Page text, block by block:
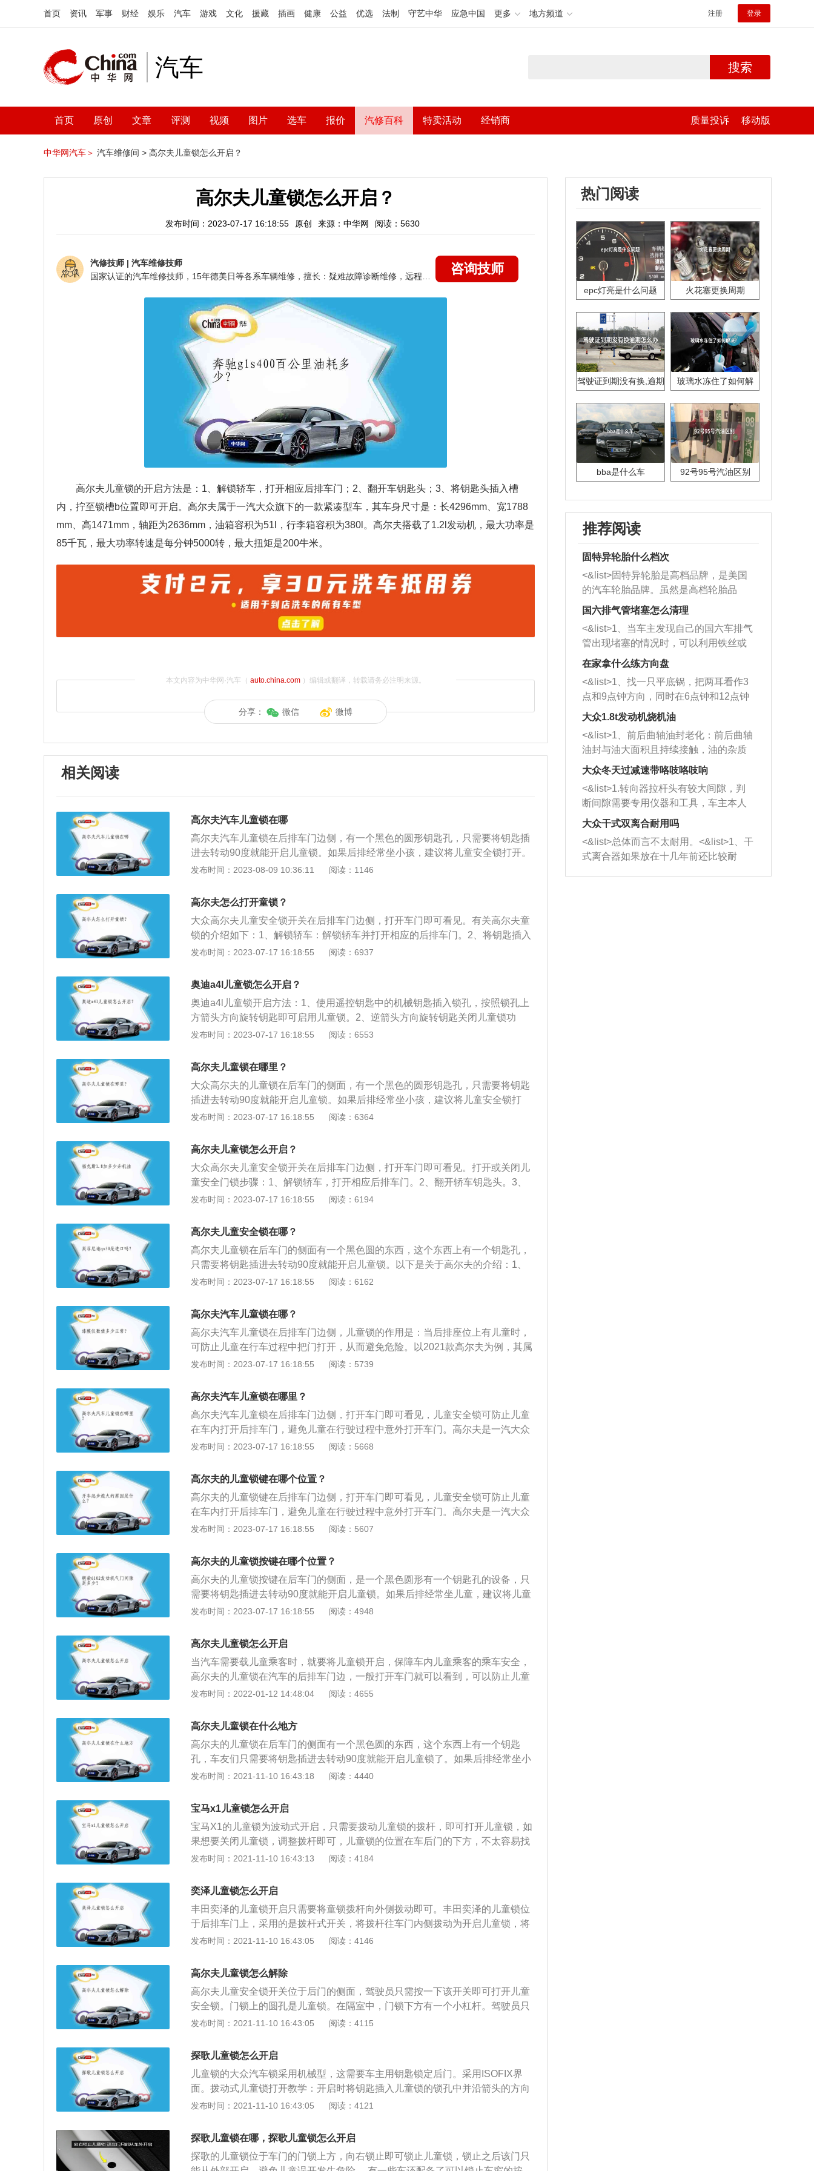
首页 资讯 军事 财经 娱乐 汽车 游戏 文化 援藏 插画 健康 公益 优选 法制 守艺中华 应急中国 更多 地方频道 注册 登录
汽车 搜索
首页 原创 文章 评测 视频 图片 选车 报价 汽修百科 特卖活动 经销商 质量投诉 移动版
中华网汽车＞ 汽车维修间 > 高尔夫儿童锁怎么开启？
高尔夫儿童锁怎么开启？
发布时间：2023-07-17 16:18:55 原创 来源：中华网 阅读：5630
汽修技师 | 汽车维修技师
咨询技师
高尔夫儿童锁的开启方法是：1、解锁轿车，打开相应后排车门；2、翻开车钥匙头；3、将钥匙头插入槽
内，拧至锁槽b位置即可开启。高尔夫属于一汽大众旗下的一款紧凑型车，其车身尺寸是：长4296mm、宽1788
mm、高1471mm，轴距为2636mm，油箱容积为51l，行李箱容积为380l。高尔夫搭载了1.2l发动机，最大功率是
85千瓦，最大功率转速是每分钟5000转，最大扭矩是200牛米。
本文内容为中华网·汽车（ auto.china.com）编辑或翻译，转载请务必注明来源。
分享： 微信 微博
相关阅读
高尔夫汽车儿童锁在哪
高尔夫汽车儿童锁在后排车门边侧，有一个黑色的圆形钥匙孔，只需要将钥匙插
进去转动90度就能开启儿童锁。如果后排经常坐小孩，建议将儿童安全锁打开。
以下关于儿童锁介绍：儿童锁就是汽车儿童安全锁，是为了保证乘车儿童独自坐
开所产生的危险。汽车行驶过程中，驾驶者需时刻检查儿童锁是否处于开启状
发布时间：2023-08-09 10:36:11 阅读：1146
高尔夫怎么打开童锁？
大众高尔夫儿童安全锁开关在后排车门边侧，打开车门即可看见。有关高尔夫童
锁的介绍如下：1、解锁轿车：解锁轿车并打开相应的后排车门。2、将钥匙插入
槽内：A位置关闭儿童安全门锁，B位置打开儿童安全门锁。4、儿童安全门锁激
单独留在车内，否则他们可能将自己困在车内，在紧急情况下，这些人员可能无
法自行撤离轿车或自救，困在车内的人员可能承受车内酷热或严寒的侵袭。
发布时间：2023-07-17 16:18:55 阅读：6937
奥迪a4l儿童锁怎么开启？
奥迪a4l儿童锁开启方法：1、使用遥控钥匙中的机械钥匙插入锁孔，按照锁孔上
方箭头方向旋转钥匙即可启用儿童锁。2、逆箭头方向旋转钥匙关闭儿童锁功
能。儿童锁功能开启以后，就算中控门锁处于打开状态，也无法在车内打开车
有儿童保险功能，按下按钮后，按钮中的指示灯点亮，后车门的车窗升降器开关
关闭。儿童锁常见的两种形式如下：1、旋钮式；2、拨动式。
发布时间：2023-07-17 16:18:55 阅读：6553
高尔夫儿童锁在哪里？
大众高尔夫的儿童锁在后车门的侧面，有一个黑色的圆形钥匙孔，只需要将钥匙
插进去转动90度就能开启儿童锁。如果后排经常坐小孩，建议将儿童安全锁打
开。以下关于儿童锁介绍：儿童锁就是汽车儿童安全锁，是为了保证乘车儿童独
门打开所产生的危险。汽车行驶过程中，驾驶者需时刻检查儿童锁是否处于开启
发布时间：2023-07-17 16:18:55 阅读：6364
高尔夫儿童锁怎么开启？
大众高尔夫儿童安全锁开关在后排车门边侧，打开车门即可看见。打开或关闭儿
童安全门锁步骤：1、解锁轿车，打开相应后排车门。2、翻开轿车钥匙头。3、
将钥匙头插入槽内，拧至所需位置，锁槽位置：A位置关闭儿童安全门锁，B位置
轿车时，切勿让儿童或需要帮助人员单独留在车内，否则他们可能将自己困在车
内，在紧急情况下，这些人员可能无法自行撤离轿车或自救，困在车内的人员可
能承受车内酷热或严寒的侵袭。
发布时间：2023-07-17 16:18:55 阅读：6194
高尔夫儿童安全锁在哪？
高尔夫儿童锁在后车门的侧面有一个黑色圆的东西，这个东西上有一个钥匙孔，
只需要将钥匙插进去转动90度就能开启儿童锁。以下是关于高尔夫的介绍：1、
高尔夫是一汽大众汽车旗下推出的一款紧凑型轿车，这款车也是大众汽车家族比
费者对用车的需求，这款车还推出多种动力组合供消费者选择，这款车分别搭载
的是1.6L、1.2T、1.4T和2.0T四款发动机，在传动系统方面，与发动机相匹配的
是5速手动变速箱、6速手自一体变速箱和7速双离合变速箱。3、这款车主要面向
的是年轻消费群体，整体的设计比较年轻，外观的设计同时也趋向年轻化发展，
非常符合现代年轻消费者对汽车的审美观点。
发布时间：2023-07-17 16:18:55 阅读：6162
高尔夫汽车儿童锁在哪？
高尔夫汽车儿童锁在后排车门边侧，儿童锁的作用是：当后排座位上有儿童时，
可防止儿童在行车过程中把门打开，从而避免危险。以2021款高尔夫为例，其属
于紧凑型车，车身尺寸是：长4296mm、宽1788mm、高1471mm，轴距为2636
动机，最大马力是116ps，最大功率是85kw，最大扭矩是200nm，与其匹配的是
7挡双离合变速箱。
发布时间：2023-07-17 16:18:55 阅读：5739
高尔夫汽车儿童锁在哪里？
高尔夫汽车儿童锁在后排车门边侧，打开车门即可看见，儿童安全锁可防止儿童
在车内打开后排车门，避免儿童在行驶过程中意外打开车门。高尔夫是一汽大众
旗下的一款紧凑型车，以2021款高尔夫为例，其车身尺寸是：长4296mm、宽17
了1.2l涡轮增压发动机，最大马力是116ps，最大功率是85kw，最大功率转速是
每分钟5000rpm，与其匹配的是7挡双离合变速箱。
发布时间：2023-07-17 16:18:55 阅读：5668
高尔夫的儿童锁键在哪个位置？
高尔夫的儿童锁键在后排车门边侧，打开车门即可看见，儿童安全锁可防止儿童
在车内打开后排车门，避免儿童在行驶过程中意外打开车门。高尔夫是一汽大众
旗下的一款紧凑型车，以2021款高尔夫为例，其车身尺寸是：长4296mm、宽17
了1.2l涡轮增压发动机，最大马力是116ps，最大功率是85kw，最大功率转速是
每分钟5000rpm，与其匹配的是7挡双离合变速箱。
发布时间：2023-07-17 16:18:55 阅读：5607
高尔夫的儿童锁按键在哪个位置？
高尔夫的儿童锁按键在后车门的侧面，是一个黑色圆形有一个钥匙孔的设备，只
需要将钥匙插进去转动90度就能开启儿童锁。如果后排经常坐儿童，建议将儿童
安全锁打开，打开后从车内是无法打开车门的，只有从外面才可以打开。高尔夫
m，轴距为2631mm。高尔夫的前后排座椅表面由皮质与Alcantara材质组合而
成，得益于Alcantara材质优秀的阻尼表现，在高速过弯时不会出现坐不牢的情
况，前排的真皮座椅还可提供8向电动调节、座椅加热和座椅记忆功能。
发布时间：2023-07-17 16:18:55 阅读：4948
高尔夫儿童锁怎么开启
当汽车需要载儿童乘客时，就要将儿童锁开启，保障车内儿童乘客的乘车安全，
高尔夫的儿童锁在汽车的后排车门边，一般打开车门就可以看到，可以防止儿童
在驾驶过程中打开汽车的车门等。在打开儿童安全锁的情况下，及时打开电控中
门锁开启的状态下，用车门外侧的开关拉开窗门才能解开儿童安全锁，儿童安全
锁的配置可以防止后排好动的儿童在汽车的行驶过程中把汽车的车门打开。常见
的类型有旋钮式儿童安全锁和拨动式儿童安全锁，拨动式儿童安全锁使用起来更
加方便。
发布时间：2022-01-12 14:48:04 阅读：4655
高尔夫儿童锁在什么地方
高尔夫的儿童锁在后车门的侧面有一个黑色圆的东西，这个东西上有一个钥匙
孔，车友们只需要将钥匙插进去转动90度就能开启儿童锁了。如果后排经常坐小
孩，建议车友们将儿童安全锁打开，打开后从车内是无法打开车门的，车门只有
童安全锁只需要拨动一下拨杆，有些车与高尔夫一样需要使用钥匙。如果车子的
后排经常坐儿童，那在后排安装一个儿童安全座椅也是很有必要的。如果车友们
还是不明白怎么开启儿童安全锁，可以看一下车辆使用手册，在使用手册上有对
儿童安全锁的详细说明。在平时开车时，有些车有行车自动落锁功能，有些车没
有行车自动落锁功能。建议没有行车自动落锁功能的车友们在行车时手动落锁，
能刷出来，车友们可以去专业机构刷一下隐藏。
发布时间：2021-11-10 16:43:18 阅读：4440
宝马x1儿童锁怎么开启
宝马X1的儿童锁为波动式开启，只需要拨动儿童锁的拨杆，即可打开儿童锁，如
果想要关闭儿童锁，调整拨杆即可，儿童锁的位置在车后门的下方，不太容易找
到。儿童锁的目的是防止后排乘坐的儿童，因为好奇的缘故，在车辆行驶时不小
所以会造成很大的危险，部分车主反映曾经出现过，因为后排乘客在行驶时打开
车门导致出现事故，造成人员死亡的情况。儿童的心智不成熟且探索欲较强，所
以车主在儿童乘坐时应立刻打开儿童锁，当儿童锁打开时，车辆的车所以可以给
儿童一个安全的乘车环境，所以可以给儿童一个安全的乘车环境，车主也可以购
买专用的儿童座椅，将儿童限制在一定的区域，从而保护儿童的安全。
发布时间：2021-11-10 16:43:13 阅读：4184
奕泽儿童锁怎么开启
丰田奕泽的儿童锁开启只需要将童锁拨杆向外侧拨动即可。丰田奕泽的儿童锁位
于后排车门上，采用的是拨杆式开关，将拨杆往车门内侧拨动为开启儿童锁，将
拨杆往车门外侧拨动则关闭儿童锁。启用儿童锁后，车门只能从外部开启，这样
乘车时，出于安全驾驶以及儿童人身安全考虑，应当让儿童在后排落座。这样既
能够避免儿童对驾驶员造成过多的干扰，后排的座位相较于副驾驶位置的安全性
也更高。当车上有儿童成员时，驾驶员应自觉开启儿童锁，确保车门在行车过程
中不被儿童打开。如果儿童乘员的年龄较小，还可以给乘员配置儿童安全座椅。
儿童安全座椅既可以使活泼好动的儿童处于一个固定的乘车位置，还可以在有事
发布时间：2021-11-10 16:43:05 阅读：4146
高尔夫儿童锁怎么解除
高尔夫儿童安全锁开关位于后门的侧面，驾驶员只需按一下该开关即可打开儿童
安全锁。门锁上的圆孔是儿童锁。在隔室中，门锁下方有一个小杠杆。驾驶员只
需要将子图标的控制杆拧到极点，然后关闭车门即可。这样，车厢中的人员无法
方法可以切换儿童安全门锁。首先是解锁汽车并打开相应的后门。二是打开汽车
钥匙头。第三是将钥匙头插入插槽并将其拧到所需位置。激活儿童安全门锁后，
后排乘客无法从车内打开后门。锁上汽车时，驾驶员不应将需要帮助的儿童或人
员独自留在汽车中，否则可能将他们困在汽车中。随着季节的变化，上锁的汽车
中的温度可能非常高或非常低，并且汽车中的人极易受伤，生病甚至死亡，尤其
发布时间：2021-11-10 16:43:05 阅读：4115
探歌儿童锁怎么开启
儿童锁的大众汽车锁采用机械型，这需要车主用钥匙锁定后门。采用ISOFIX界
面。拨动式儿童锁打开教学：开启时将钥匙插入儿童锁的锁孔中并沿箭头的方向
拧紧。在相反方向上旋转钥匙孔，可以解锁儿童锁。有些型号清楚地表明了开启
锁并且桨杆可以沿相反方向移动到初始位置。此时，儿童锁被释放。根据美标接
口，座椅的间隙只有两个接口，但上部没有接口。两个接口都可以共享。相对而
言，锁扣多了一个上接口，在固定儿童座椅时更加安全。一般来说，掀背车的上
发布时间：2021-11-10 16:43:05 阅读：4121
探歌儿童锁在哪，探歌儿童锁怎么开启
探歌的儿童锁位于车门的门锁上方，向右锁止即可锁止儿童锁，锁止之后该门只
热门阅读
epc灯亮是什么问题 火花塞更换周期
驾驶证到期没有换,逾期
玻璃水冻住了如何解
bba是什么车 92号95号汽油区别
推荐阅读
固特异轮胎什么档次
<&list>固特异轮胎是高档品牌，是美国
的汽车轮胎品牌。虽然是高档轮胎品
牌，但是中高低端的轮胎都有生产，这
也是为了更好的开拓市场。
国六排气管堵塞怎么清理
<&list>1、当车主发现自己的国六车排气
管出现堵塞的情况时，可以利用铁丝或
者是细棍，直接将杂物给取出来，如果
堵塞情况比较严重，也可以采取应急措
施。 <&list>2、直接利用木棍将所有的
杂物推到排气管里面的位置处，然后将
三元催化器拆解开，就可以将堵塞的东
西取出来。但如果是因为积碳过多引起
的堵塞，就需要将三元催化器泡在草酸
洗剂对堵塞的情况得到解决，将清洗剂
放在燃油箱中，与燃油混合后，车辆启
动时，就可以和汽油一起进入到燃烧
室，最后形成废气排出，就可以让三元
催化器得到清洗，排气管堵塞的情况就
能够得到解决。
在家拿什么练方向盘
<&list>1、找一只平底锅，把两耳看作3
点和9点钟方向，同时在6点钟和12点钟
方向做一个标记。 <&list>2、双手握住
一圈半的练习，往右同样也要打相同的
圈数。 <&list>3、最后强调要反复练
习，这样就可以形成肌肉记忆，在真实
驾驶车辆时，不需要记忆也能打好方
向。
大众1.8t发动机烧机油
<&list>1、前后曲轴油封老化：前后曲轴
油封与油大面积且持续接触，油的杂质
和发动机内持续温度变化使其密封效果
逐渐减弱，导致渗油或漏油。<&list>2、
活塞间隙过大：积碳会使活塞环与缸体
的间隙扩大，导致机油流入燃烧室中，
造成烧机油。<&list>3、机油粘度。使用
机油粘度过小的话，同样会有烧机油现
象，机油粘度过小具有很好的流动性，
大众冬天过减速带咯吱咯吱响
<&list>1.转向器拉杆头有较大间隙，判
断间隙需要专用仪器和工具，车主本人
无法制作，需要将车辆送到修理厂或4s
店；<&list>2.车辆半轴套管防尘罩破
裂，破裂后会出现漏油现象，使半轴磨
损严重，磨损的半轴容易损坏，产生异
响；<&list>3.稳定器的转向胶套和球头
大众干式双离合耐用吗
<&list>总体而言不太耐用。<&list>1、干
式离合器如果放在十几年前还比较耐